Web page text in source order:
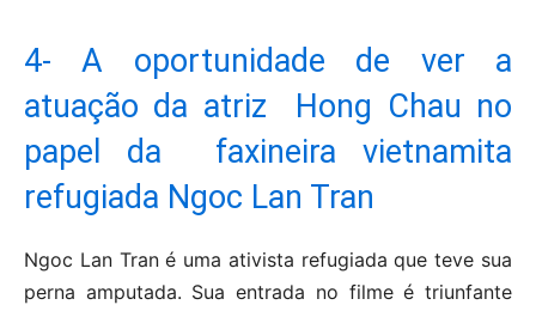
4- A oportunidade de ver a
atuação da atriz Hong Chau no
papel da faxineira vietnamita
refugiada Ngoc Lan Tran
Ngoc Lan Tran é uma ativista refugiada que teve sua
perna amputada. Sua entrada no filme é triunfante